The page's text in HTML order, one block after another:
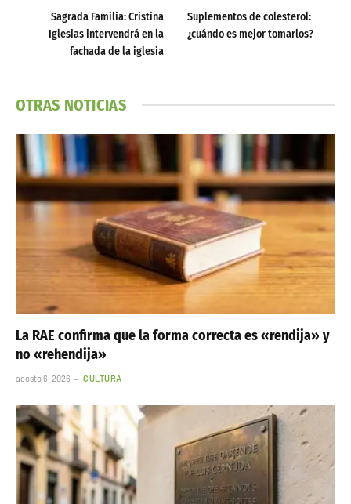
Sagrada Familia: Cristina
Iglesias intervendrá en la
fachada de la iglesia
Suplementos de colesterol:
¿cuándo es mejor tomarlos?
OTRAS NOTICIAS
La RAE confirma que la forma correcta es «rendija» y
no «rehendija»
agosto 6, 2026 CULTURA